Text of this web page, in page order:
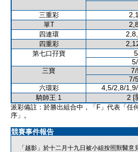
三重彩
單T
四連環
四重彩
第七口孖寶
三寶
7/
六環彩 4,5/2,8/
騎師王 1 2 [
派彩備註：於勝出組合中，「F」代表「任
序」。
競賽事件報告
「越影」於十二月十九日被小組按照獸醫